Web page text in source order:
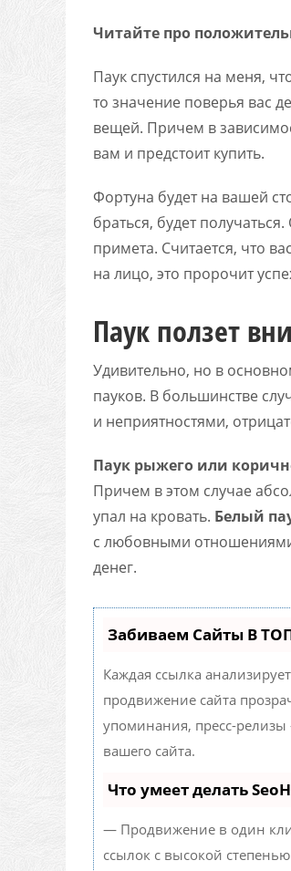
Читайте про
Паук спустился на меня,
то значение поверья вас
вещей. Причем в
вам и предстоит купить.
Фортуна будет на вашей
браться, будет
примета. Считается, что
на лицо, это пророчит
Паук ползет
Удивительно, но в
пауков. В большинстве
и неприятностями,
Паук рыжего или
Причем в этом случае
упал на кровать. Белый
с любовными
денег.
Забиваем Сайты В
Каждая ссылка
продвижение сайта
упоминания, пресс-
вашего сайта.
Что умеет делать
— Продвижение в один
ссылок с высокой